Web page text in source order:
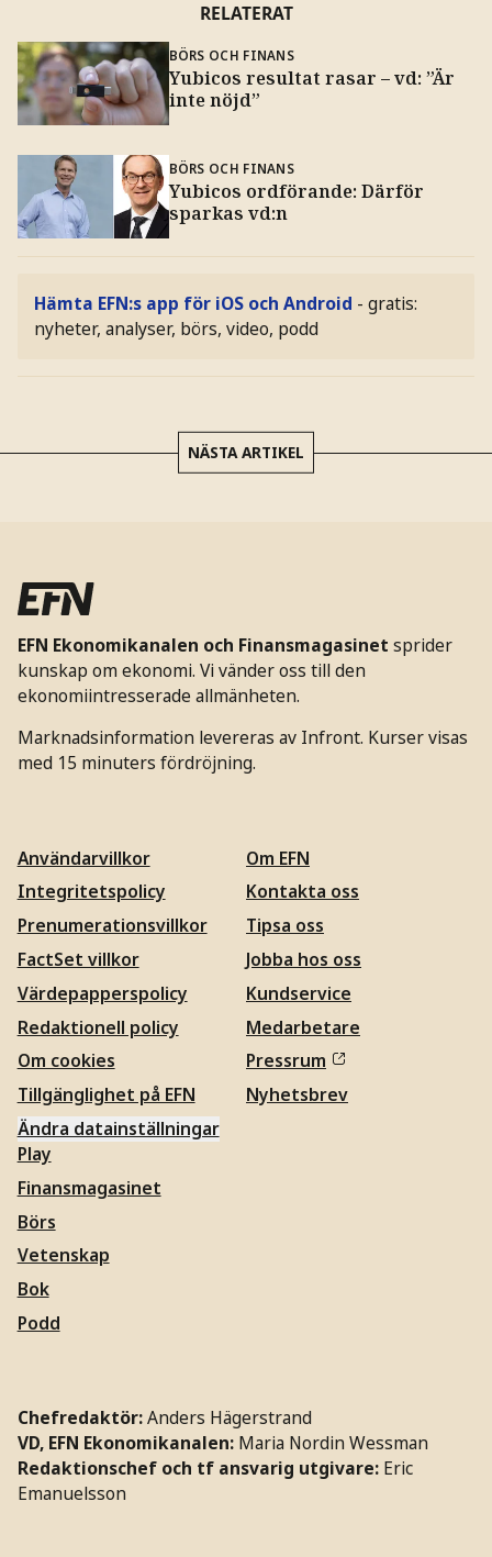
RELATERAT
BÖRS OCH FINANS
Yubicos resultat rasar – vd: ”Är
inte nöjd”
BÖRS OCH FINANS
Yubicos ordförande: Därför
sparkas vd:n
Hämta EFN:s app för iOS och Android - gratis:
nyheter, analyser, börs, video, podd
NÄSTA ARTIKEL
EFN Ekonomikanalen och Finansmagasinet sprider
kunskap om ekonomi. Vi vänder oss till den
ekonomiintresserade allmänheten.
Marknadsinformation levereras av Infront. Kurser visas
med 15 minuters fördröjning.
Användarvillkor
Integritetspolicy
Prenumerationsvillkor
FactSet villkor
Värdepapperspolicy
Redaktionell policy
Om cookies
Tillgänglighet på EFN
Ändra datainställningar
Om EFN
Kontakta oss
Tipsa oss
Jobba hos oss
Kundservice
Medarbetare
Pressrum
Nyhetsbrev
Play
Finansmagasinet
Börs
Vetenskap
Bok
Podd
Chefredaktör:Anders Hägerstrand
VD, EFN Ekonomikanalen: Maria Nordin Wessman
Redaktionschef och tf ansvarig utgivare: Eric
Emanuelsson